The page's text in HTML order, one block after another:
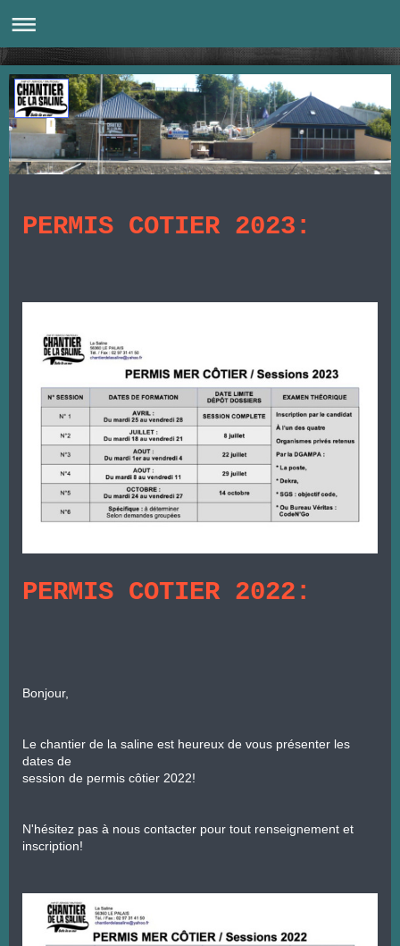
PERMIS COTIER 2023:
PERMIS COTIER 2022:
Bonjour,
Le chantier de la saline est heureux de vous présenter les
dates de
session de permis côtier 2022!
N'hésitez pas à nous contacter pour tout renseignement et
inscription!